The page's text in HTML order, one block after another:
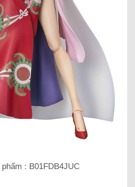
: B01FDB4JUC